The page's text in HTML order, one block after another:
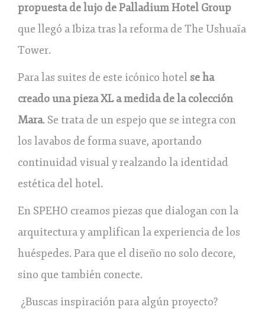
propuesta de lujo de Palladium Hotel Group
que llegó a Ibiza tras la reforma de The Ushuaïa
Tower.
Para las suites de este icónico hotel se ha
creado una pieza XL a medida de la colección
Mara. Se trata de un espejo que se integra con
los lavabos de forma suave, aportando
continuidad visual y realzando la identidad
estética del hotel.
En SPEHO creamos piezas que dialogan con la
arquitectura y amplifican la experiencia de los
huéspedes. Para que el diseño no solo decore,
sino que también conecte.
¿Buscas inspiración para algún proyecto?